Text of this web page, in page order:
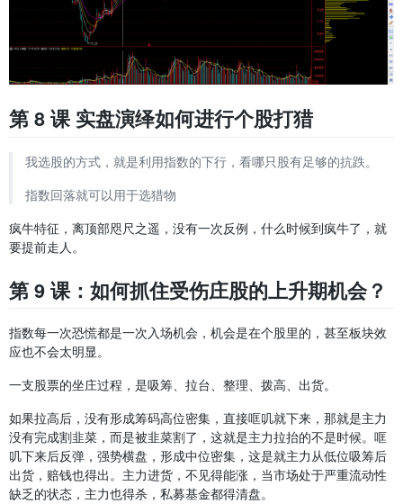
第 8 课 实盘演绎如何进行个股打猎
我选股的方式，就是利用指数的下行，看哪只股有足够的抗跌。
指数回落就可以用于选猎物
疯牛特征，离顶部咫尺之遥，没有一次反例，什么时候到疯牛了，就
要提前走人。
第 9 课：如何抓住受伤庄股的上升期机会？
指数每一次恐慌都是一次入场机会，机会是在个股里的，甚至板块效
应也不会太明显。
一支股票的坐庄过程，是吸筹、拉台、整理、拨高、出货。
如果拉高后，没有形成筹码高位密集，直接哐叽就下来，那就是主力
没有完成割韭菜，而是被韭菜割了，这就是主力拉抬的不是时候。哐
叽下来后反弹，强势横盘，形成中位密集，这是就主力从低位吸筹后
出货，赔钱也得出。主力进货，不见得能涨，当市场处于严重流动性
缺乏的状态，主力也得杀，私募基金都得清盘。